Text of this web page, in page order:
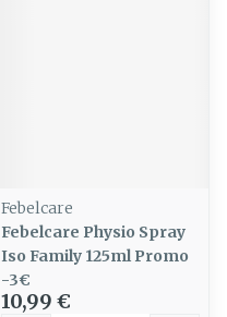
Febelcare
Febelcare Physio Spray
Iso Family 125ml Promo
-3€
10,99 €